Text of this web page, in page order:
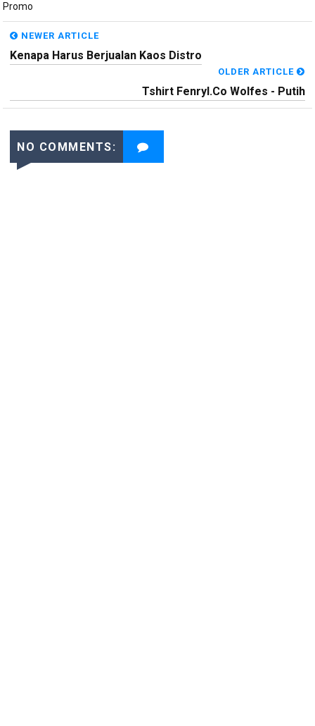
Promo
NEWER ARTICLE
Kenapa Harus Berjualan Kaos Distro
OLDER ARTICLE
Tshirt Fenryl.co Wolfes - Putih
NO COMMENTS: